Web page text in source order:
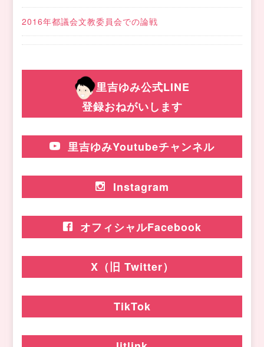
2016年都議会文教委員会での論戦
里吉ゆみ公式LINE
登録おねがいします
里吉ゆみYoutubeチャンネル
Instagram
オフィシャルFacebook
X（旧 Twitter）
TikTok